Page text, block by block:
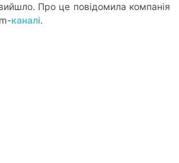
Про це повідомила компанія
каналі.